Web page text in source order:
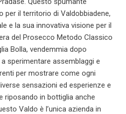
per il territorio di Valdobbiadene,
e la sua innovativa visione per il
del Prosecco Metodo Classico
Bolla, vendemmia dopo
sperimentare assemblaggi e
per mostrare come ogni
sensazioni ed esperienze e
riposando in bottiglia anche
Valdo è l’unica azienda in